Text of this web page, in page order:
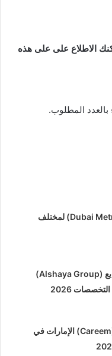
الاطلاع على على هذه
بالعدد المطلوب.
وظائف مترو دبي (Dubai Metro) لمختلف
وظائف مجموعة الشايع (Alshaya Group)
2026
وظائف شركة كريم (Careem) الإمارات في